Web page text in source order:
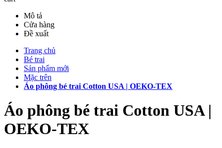
Mô tả
Cửa hàng
Đề xuất
Trang chủ
Bé trai
Sản phẩm mới
Mặc trên
Áo phông bé trai Cotton USA | OEKO-TEX
Áo phông bé trai Cotton USA |
OEKO-TEX